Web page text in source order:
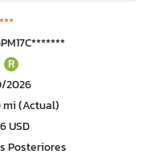
R
2026
mi (Actual)
USD
Posteriores